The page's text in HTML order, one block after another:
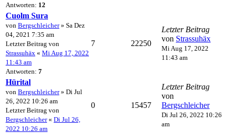
Antworten: 12
Cuolm Sura
von Bergschleicher» Sa Dez
04, 2021 7:35 am
Letzter Beitrag von
Strassuhäx « Mi Aug 17, 2022
11:43 am
Antworten: 7
7 22250
Letzter Beitrag
von Strassuhäx
Mi Aug 17, 2022
11:43 am
Hürital
von Bergschleicher» Di Jul
26, 2022 10:26 am
Letzter Beitrag von
Bergschleicher« Di Jul 26,
2022 10:26 am
0 15457
Letzter Beitrag
von
Bergschleicher
Di Jul 26, 2022 10:26
am